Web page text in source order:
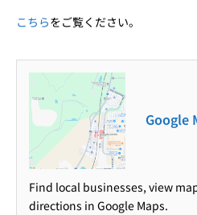
こちらをご覧ください。
Google
Find local businesses, view
directions in Google Maps.